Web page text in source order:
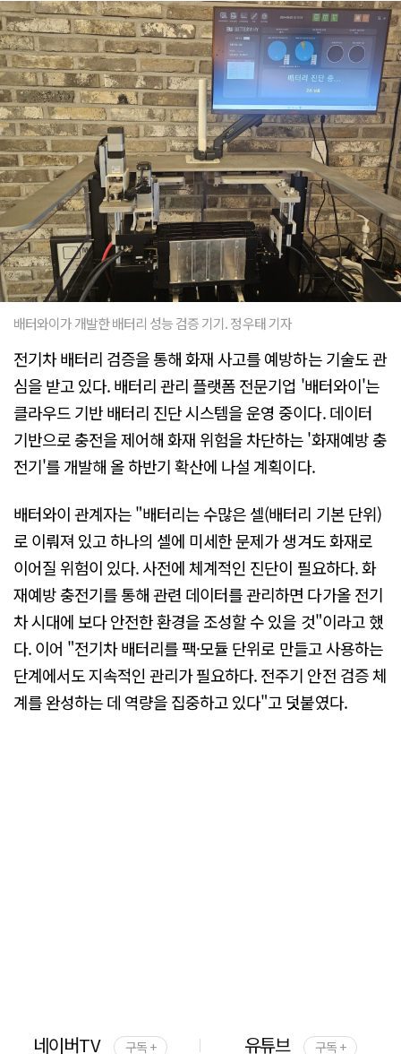
배터와이가 개발한 배터리 성능 검증 기기. 정우태 기자
전기차 배터리 검증을 통해 화재 사고를 예방하는 기술도 관
심을 받고 있다. 배터리 관리 플랫폼 전문기업 '배터와이'는
클라우드 기반 배터리 진단 시스템을 운영 중이다. 데이터
기반으로 충전을 제어해 화재 위험을 차단하는 '화재예방 충
전기'를 개발해 올 하반기 확산에 나설 계획이다.
배터와이 관계자는 "배터리는 수많은 셀(배터리 기본 단위)
로 이뤄져 있고 하나의 셀에 미세한 문제가 생겨도 화재로
이어질 위험이 있다. 사전에 체계적인 진단이 필요하다. 화
재예방 충전기를 통해 관련 데이터를 관리하면 다가올 전기
차 시대에 보다 안전한 환경을 조성할 수 있을 것"이라고 했
다. 이어 "전기차 배터리를 팩·모듈 단위로 만들고 사용하는
단계에서도 지속적인 관리가 필요하다. 전주기 안전 검증 체
계를 완성하는 데 역량을 집중하고 있다"고 덧붙였다.
네이버TV 구독 + 유튜브 구독 +